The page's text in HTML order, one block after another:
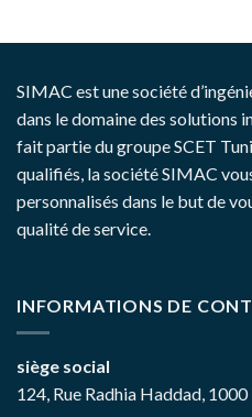
SIMAC est une société
dans le domaine des solutions
fait partie du groupe SCET
qualifiés, la société SIMAC
personnalisés dans le but de
qualité de service.
INFORMATIONS DE
siège social
124, Rue Radhia Haddad,